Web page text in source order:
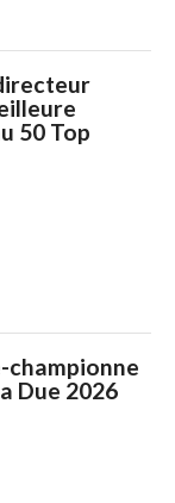
50 Top
championne
Due 2026